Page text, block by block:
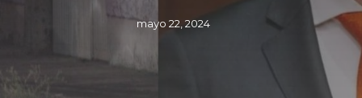
mayo 22, 2024